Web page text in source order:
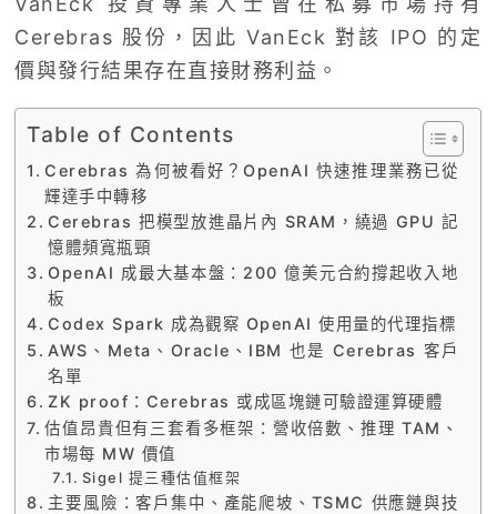
Cerebras 股份，因此 VanEck 對該 IPO 的定
價與發行結果存在直接財務利益。
Table of Contents
Cerebras 為何被看好？OpenAI 快速推理業務已從
輝達手中轉移
Cerebras 把模型放進晶片內 SRAM，繞過 GPU 記
憶體頻寬瓶頸
OpenAI 成最大基本盤：200 億美元合約撐起收入地
板
Codex Spark 成為觀察 OpenAI 使用量的代理指標
AWS、Meta、Oracle、IBM 也是 Cerebras 客戶
名單
ZK proof：Cerebras 或成區塊鏈可驗證運算硬體
估值昂貴但有三套看多框架：營收倍數、推理 TAM、
市場每 MW 價值
Sigel 提三種估值框架
主要風險：客戶集中、產能爬坡、TSMC 供應鏈與技